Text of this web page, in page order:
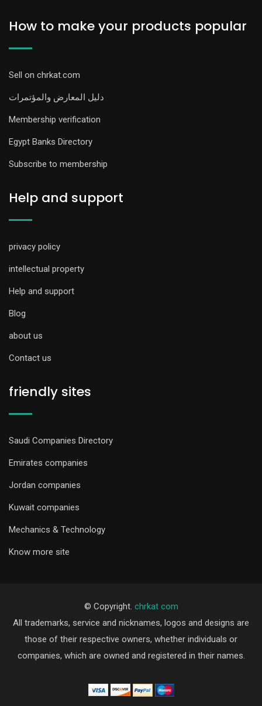
How to make your products popular
Sell on chrkat.com
دليل المعارض والمؤتمرات
Membership verification
Egypt Banks Directory
Subscribe to membership
Help and support
privacy policy
intellectual property
Help and support
Blog
about us
Contact us
friendly sites
Saudi Companies Directory
Emirates companies
Jordan companies
Kuwait companies
Mechanics & Technology
Know more site
© Copyright. chrkat com
All trademarks, service and nicknames, logos and designs are
those of their respective owners, whether individuals or
companies, which are owned and registered in their names.